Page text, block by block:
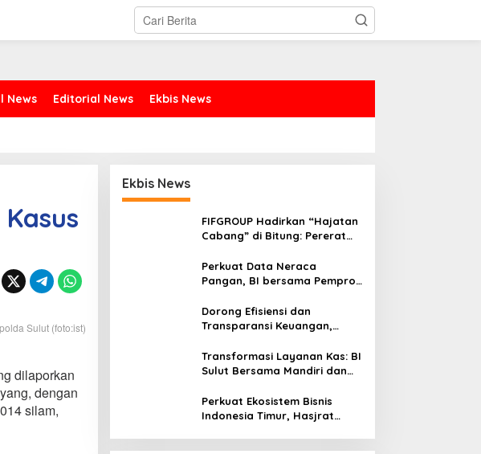
News Editorial News Ekbis News
Sulut (foto:ist)
dilaporkan
dengan
silam,
Ekbis News
FIFGROUP Hadirkan “Hajatan
Cabang” di Bitung: Pererat
Lokal & Tawarkan Beragam
Promo Khusus
Perkuat Data Neraca
Pangan, BI bersama Pemprov
dan Kendalikan Inflasi
Dorong Efisiensi dan
Transparansi Keuangan,
Digitalisasi Transaksi
Bersama BI Sulut
Transformasi Layanan Kas: BI
Sulut Bersama Mandiri dan
Kas Mitra Utama, Jangkau
Wilayah Kepulauan
Perkuat Ekosistem Bisnis
Indonesia Timur, Hasjrat